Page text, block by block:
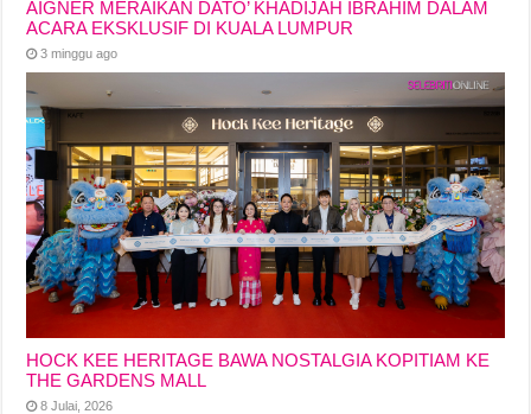
AIGNER MERAIKAN DATO’ KHADIJAH IBRAHIM DALAM
ACARA EKSKLUSIF DI KUALA LUMPUR
3 minggu ago
HOCK KEE HERITAGE BAWA NOSTALGIA KOPITIAM KE
THE GARDENS MALL
8 Julai, 2026